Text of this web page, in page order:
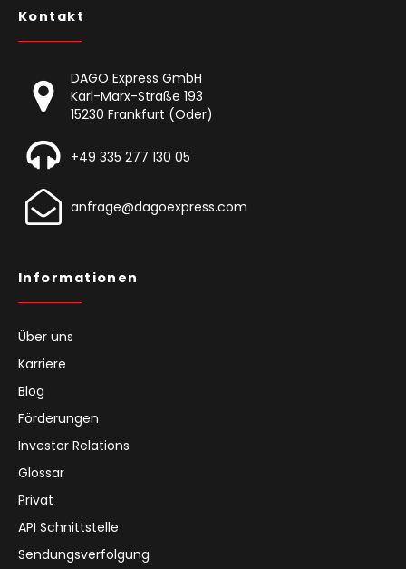
Kontakt
DAGO Express GmbH
Karl-Marx-Straße 193
15230 Frankfurt (Oder)
+49 335 277 130 05
anfrage@dagoexpress.com
Informationen
Über uns
Karriere
Blog
Förderungen
Investor Relations
Glossar
Privat
API Schnittstelle
Sendungsverfolgung